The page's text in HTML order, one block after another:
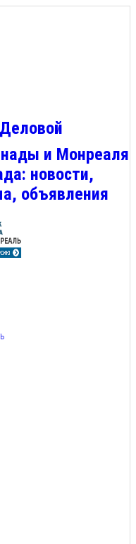
Деловой
и Монреаля
новости,
объявления